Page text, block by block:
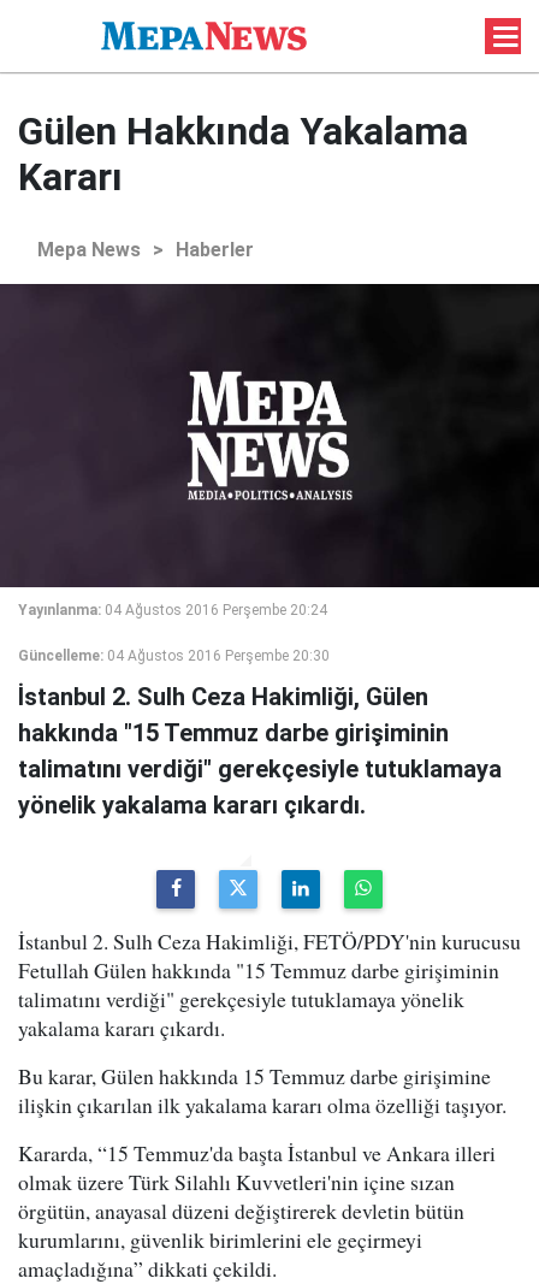
Gülen Hakkında Yakalama
Kararı
Mepa News > Haberler
Yayınlanma: 04 Ağustos 2016 Perşembe 20:24
Güncelleme: 04 Ağustos 2016 Perşembe 20:30
İstanbul 2. Sulh Ceza Hakimliği, Gülen
hakkında "15 Temmuz darbe girişiminin
talimatını verdiği" gerekçesiyle tutuklamaya
yönelik yakalama kararı çıkardı.
İstanbul 2. Sulh Ceza Hakimliği, FETÖ/PDY'nin kurucusu
Fetullah Gülen hakkında "15 Temmuz darbe girişiminin
talimatını verdiği" gerekçesiyle tutuklamaya yönelik
yakalama kararı çıkardı.
Bu karar, Gülen hakkında 15 Temmuz darbe girişimine
ilişkin çıkarılan ilk yakalama kararı olma özelliği taşıyor.
Kararda, “15 Temmuz'da başta İstanbul ve Ankara illeri
olmak üzere Türk Silahlı Kuvvetleri'nin içine sızan
örgütün, anayasal düzeni değiştirerek devletin bütün
kurumlarını, güvenlik birimlerini ele geçirmeyi
amaçladığına” dikkati çekildi.